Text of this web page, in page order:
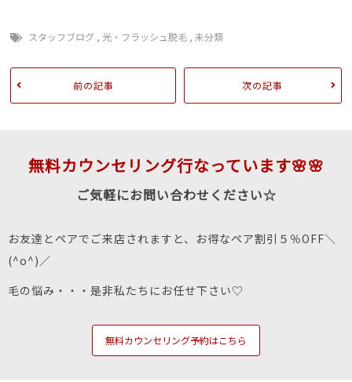
スタッフブログ , 光・フラッシュ脱毛 ,未分類
前の記事 次の記事
無料カウンセリング行なっています🌸🌸
ご気軽にお問い合わせください☆
お友達とペアでご来店されますと、お得なペア割引５％OFF＼
(^o^)／
毛の悩み・・・是非私たちにお任せ下さい♡
無料カウンセリング予約はこちら